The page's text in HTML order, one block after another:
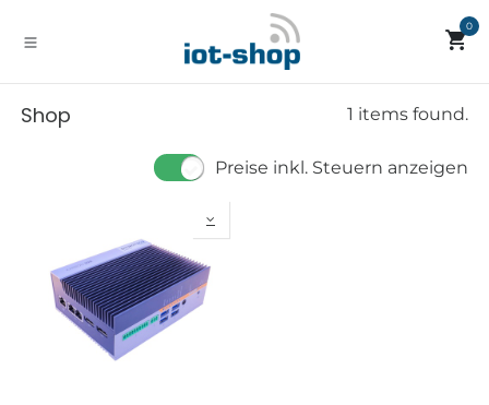
0
Shop 1 items found.
Preise inkl. Steuern anzeigen